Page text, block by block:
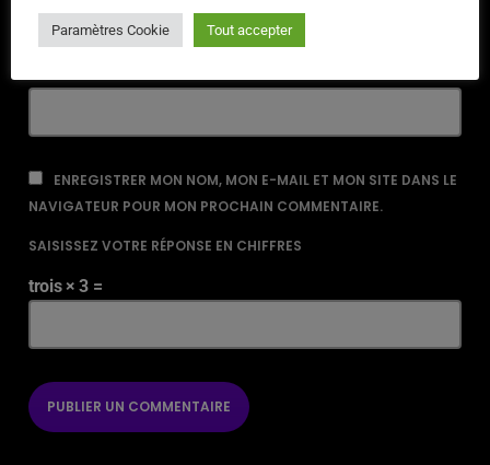
ENREGISTRER MON NOM, MON E-MAIL ET MON SITE DANS LE
NAVIGATEUR POUR MON PROCHAIN COMMENTAIRE.
SAISISSEZ VOTRE RÉPONSE EN CHIFFRES
trois × 3 =
Paramètres Cookie Tout accepter